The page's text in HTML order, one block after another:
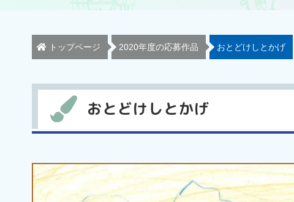
トップページ 2020年度の応募作品 おとどけしとかげ
おとどけしとかげ